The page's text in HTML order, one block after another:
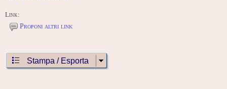
Link:
Proponi altri link
Stampa / Esporta